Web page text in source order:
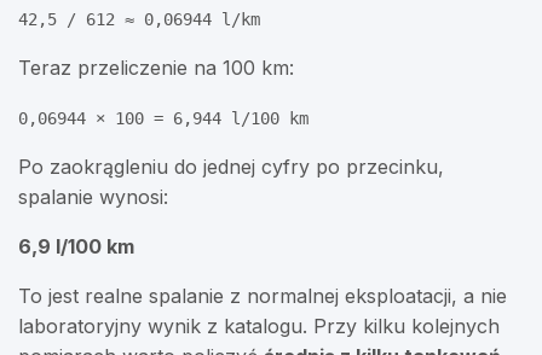
42,5 / 612 ≈ 0,06944 l/km
Teraz przeliczenie na 100 km:
0,06944 × 100 = 6,944 l/100 km
Po zaokrągleniu do jednej cyfry po przecinku,
spalanie wynosi:
6,9 l/100 km
To jest realne spalanie z normalnej eksploatacji, a nie
laboratoryjny wynik z katalogu. Przy kilku kolejnych